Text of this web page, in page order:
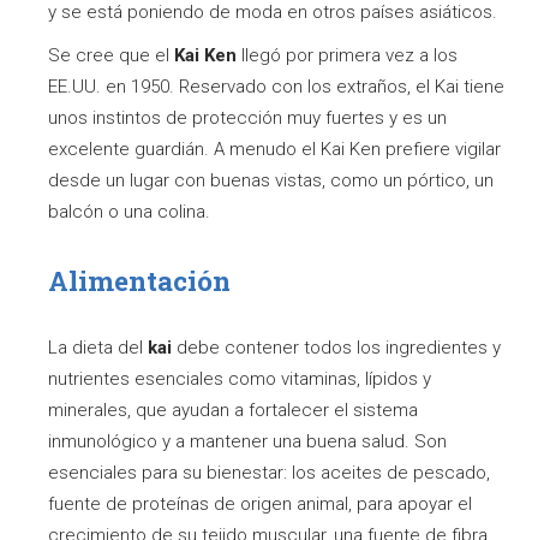
y se está poniendo de moda en otros países asiáticos.
Se cree que el Kai Ken llegó por primera vez a los
EE.UU. en 1950. Reservado con los extraños, el Kai tiene
unos instintos de protección muy fuertes y es un
excelente guardián. A menudo el Kai Ken prefiere vigilar
desde un lugar con buenas vistas, como un pórtico, un
balcón o una colina.
Alimentación
La dieta del kai debe contener todos los ingredientes y
nutrientes esenciales como vitaminas, lípidos y
minerales, que ayudan a fortalecer el sistema
inmunológico y a mantener una buena salud. Son
esenciales para su bienestar: los aceites de pescado,
fuente de proteínas de origen animal, para apoyar el
crecimiento de su tejido muscular, una fuente de fibra,